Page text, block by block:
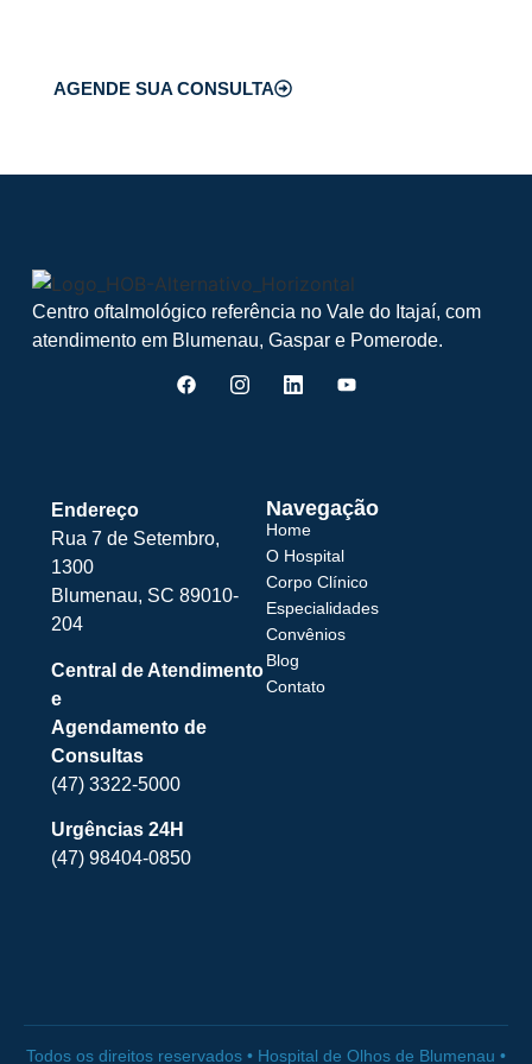
AGENDE SUA CONSULTA
Centro oftalmológico referência no Vale do Itajaí, com
atendimento em Blumenau, Gaspar e Pomerode.
Endereço
Rua 7 de Setembro,
1300
Blumenau, SC 89010-
204
Central de Atendimento
e
Agendamento de
Consultas
(47) 3322-5000
Urgências 24H
(47) 98404-0850
Navegação
Home
O Hospital
Corpo Clínico
Especialidades
Convênios
Blog
Contato
Todos os direitos reservados • Hospital de Olhos de Blumenau •